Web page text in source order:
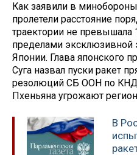
Как заявили в
пролетели расстояние
траектории не превышала
пределами эксклюзивной
Японии. Глава японского
Суга назвал пуски ракет
резолюций СБ ООН по
Пхеньяна угрожают
В